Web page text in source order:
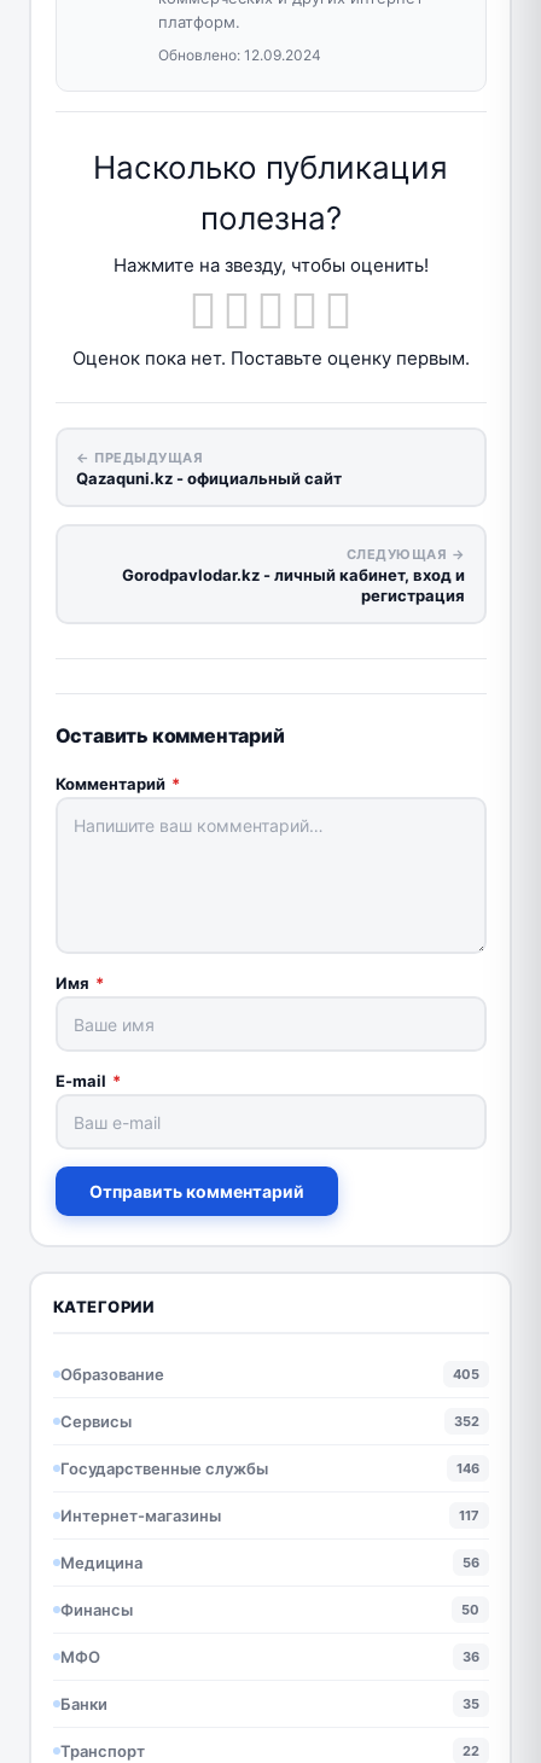
платформ.
Обновлено: 12.09.2024
Насколько публикация
полезна?
Нажмите на звезду, чтобы оценить!
Оценок пока нет. Поставьте оценку первым.
← ПРЕДЫДУЩАЯ
Qazaquni.kz - официальный сайт
СЛЕДУЮЩАЯ →
Gorodpavlodar.kz - личный кабинет, вход и
регистрация
Оставить комментарий
Комментарий *
Имя *
E-mail *
Отправить комментарий
КАТЕГОРИИ
Образование 405
Сервисы 352
Государственные службы 146
Интернет-магазины 117
Медицина 56
Финансы 50
МФО 36
Банки 35
Транспорт 22